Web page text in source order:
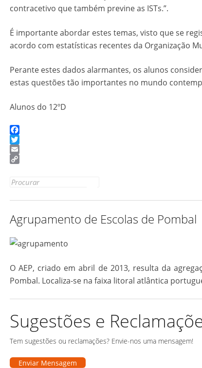
contracetivo que também previne as ISTs.”.
É importante abordar estes temas, visto que se
acordo com estatísticas recentes da Organização
Perante estes dados alarmantes, os alunos
estas questões tão importantes no mundo
Alunos do 12ºD
Facebook
Twitter
Email
Link
Search
Agrupamento de Escolas de Pombal
O AEP, criado em abril de 2013, resulta da
Pombal. Localiza-se na faixa litoral atlântica
Sugestões e
Tem sugestões ou reclamações? Envie-nos uma mensagem!
Enviar Mensagem